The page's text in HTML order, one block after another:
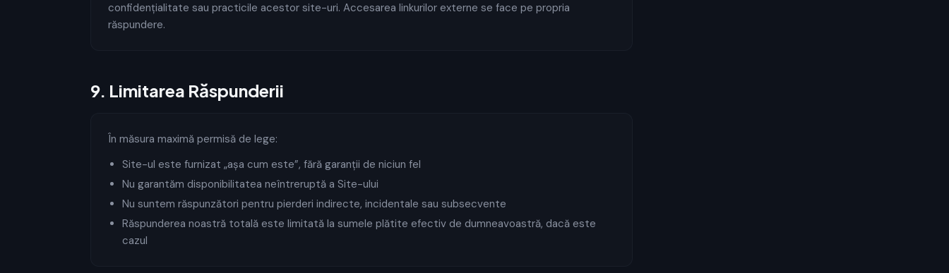
confidențialitate sau practicile acestor site-uri. Accesarea linkurilor externe se face pe propria
răspundere.
9. Limitarea Răspunderii
În măsura maximă permisă de lege:
Site-ul este furnizat „așa cum este”, fără garanții de niciun fel
Nu garantăm disponibilitatea neîntreruptă a Site-ului
Nu suntem răspunzători pentru pierderi indirecte, incidentale sau subsecvente
Răspunderea noastră totală este limitată la sumele plătite efectiv de dumneavoastră, dacă este
cazul